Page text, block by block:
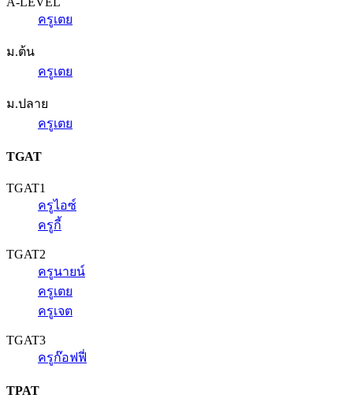
ครูเตย
ม.ต้น
ครูเตย
ม.ปลาย
ครูเตย
TGAT
TGAT1
ครูไอซ์
ครูกี้
TGAT2
ครูนายน์
ครูเตย
ครูเจต
TGAT3
ครูก๊อฟฟี่
TPAT